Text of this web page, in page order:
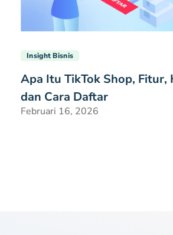
Insight Bisnis
Apa Itu TikTok Shop, Fitur,
dan Cara Daftar
Februari 16, 2026